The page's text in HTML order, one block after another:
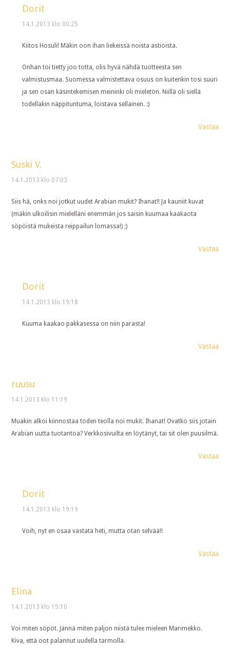
Dorit
14.1.2013 klo 00:25
Kiitos Hosuli! Mäkin oon ihan liekeissä noista astioista.
Onhan toi tietty joo totta, olis hyvä nähdä tuotteesta sen
valmistusmaa. Suomessa valmistettava osuus on kuitenkin tosi suuri
ja sen osan käsintekemisen meininki oli mieletön. Niillä oli siellä
todellakin näppituntuma, loistava sellainen. :)
Vastaa
Suski V.
14.1.2013 klo 07:03
Siis hä, onks noi jotkut uudet Arabian mukit? Ihanat!! Ja kauniit kuvat
(mäkin ulkoilisin mielelläni enemmän jos saisin kuumaa kaakaota
söpöistä mukeista reippailun lomassa!) ;)
Vastaa
Dorit
14.1.2013 klo 19:18
Kuuma kaakao pakkasessa on niin parasta!
Vastaa
ruusu
14.1.2013 klo 11:19
Muakin alkoi kiinnostaa toden teolla noi mukit. Ihanat! Ovatko siis jotain
Arabian uutta tuotantoa? Verkkosivuilta en löytänyt, tai sit olen puusilmä.
Vastaa
Dorit
14.1.2013 klo 19:19
Voih, nyt en osaa vastata heti, mutta otan selvää!!
Vastaa
Elina
14.1.2013 klo 15:10
Voi miten söpöt. Jännä miten paljon niistä tulee mieleen Marimekko.
Kiva, että oot palannut uudella tarmolla.